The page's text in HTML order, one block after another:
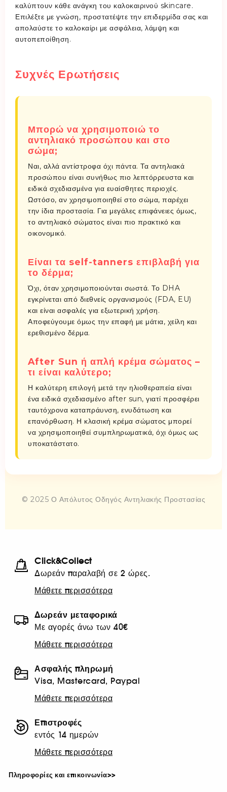
καλύπτουν κάθε ανάγκη του καλοκαιρινού skincare.
Επιλέξτε με γνώση, προστατέψτε την επιδερμίδα σας και
απολαύστε το καλοκαίρι με ασφάλεια, λάμψη και
αυτοπεποίθηση.
Συχνές Ερωτήσεις
Μπορώ να χρησιμοποιώ το
αντηλιακό προσώπου και στο
σώμα;
Ναι, αλλά αντίστροφα όχι πάντα. Τα αντηλιακά
προσώπου είναι συνήθως πιο λεπτόρρευστα και
ειδικά σχεδιασμένα για ευαίσθητες περιοχές.
Ωστόσο, αν χρησιμοποιηθεί στο σώμα, παρέχει
την ίδια προστασία. Για μεγάλες επιφάνειες όμως,
το αντηλιακό σώματος είναι πιο πρακτικό και
οικονομικό.
Είναι τα self-tanners επιβλαβή για
το δέρμα;
Όχι, όταν χρησιμοποιούνται σωστά. Το DHA
εγκρίνεται από διεθνείς οργανισμούς (FDA, EU)
και είναι ασφαλές για εξωτερική χρήση.
Αποφεύγουμε όμως την επαφή με μάτια, χείλη και
ερεθισμένο δέρμα.
After Sun ή απλή κρέμα σώματος –
τι είναι καλύτερο;
Η καλύτερη επιλογή μετά την ηλιοθεραπεία είναι
ένα ειδικά σχεδιασμένο after sun, γιατί προσφέρει
ταυτόχρονα καταπράυνση, ενυδάτωση και
επανόρθωση. Η κλασική κρέμα σώματος μπορεί
να χρησιμοποιηθεί συμπληρωματικά, όχι όμως ως
υποκατάστατο.
© 2025 Ο Απόλυτος Οδηγός Αντηλιακής Προστασίας
Click&Collect
Δωρεάν παραλαβή σε 2 ώρες.
Μάθετε περισσότερα
Δωρεάν μεταφορικά
Με αγορές άνω των 40€
Μάθετε περισσότερα
Ασφαλής πληρωμή
Visa, Mastercard, Paypal
Μάθετε περισσότερα
Επιστροφές
εντός 14 ημερών
Μάθετε περισσότερα
Πληροφορίες και επικοινωνία>>